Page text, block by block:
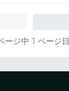
ージ中 1 ページ目